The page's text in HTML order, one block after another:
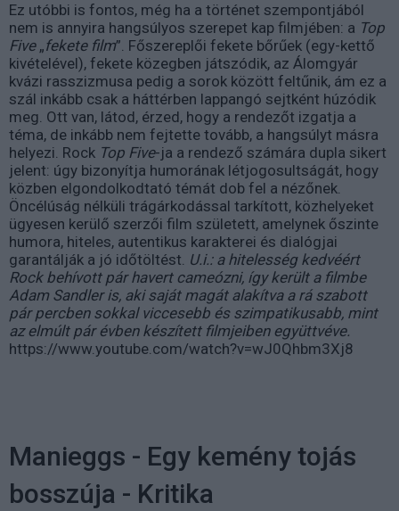
Ez utóbbi is fontos, még ha a történet szempontjából
nem is annyira hangsúlyos szerepet kap filmjében: a Top
Five„fekete film”. Főszereplői fekete bőrűek (egy-kettő
kivételével), fekete közegben játszódik, az Álomgyár
kvázi rasszizmusa pedig a sorok között feltűnik, ám ez a
szál inkább csak a háttérben lappangó sejtként húzódik
meg. Ott van, látod, érzed, hogy a rendezőt izgatja a
téma, de inkább nem fejtette tovább, a hangsúlyt másra
helyezi. Rock Top Five-ja a rendező számára dupla sikert
jelent: úgy bizonyítja humorának létjogosultságát, hogy
közben elgondolkodtató témát dob fel a nézőnek.
Öncélúság nélküli trágárkodással tarkított, közhelyeket
ügyesen kerülő szerzői film született, amelynek őszinte
humora, hiteles, autentikus karakterei és dialógjai
garantálják a jó időtöltést. U.i.: a hitelesség kedvéért
Rock behívott pár havert cameózni, így került a filmbe
Adam Sandler is, aki saját magát alakítva a rá szabott
pár percben sokkal viccesebb és szimpatikusabb, mint
az elmúlt pár évben készített filmjeiben együttvéve.
https://www.youtube.com/watch?v=wJ0Qhbm3Xj8
Manieggs - Egy kemény tojás
bosszúja - Kritika